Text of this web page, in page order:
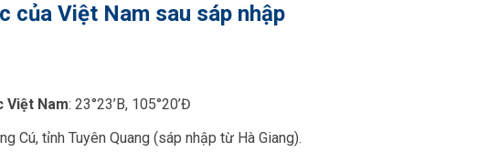
của Việt Nam sau sáp nhập
Việt Nam: 23°23’B, 105°20’Đ
Cú, tỉnh Tuyên Quang (sáp nhập từ Hà Giang).